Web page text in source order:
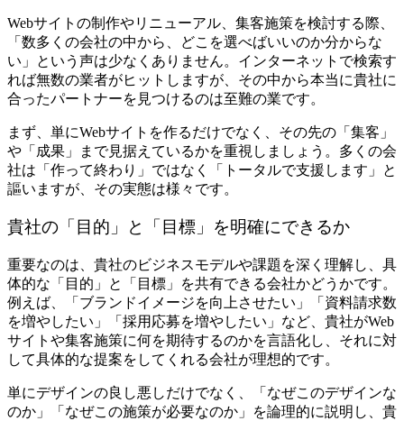
Webサイトの制作やリニューアル、集客施策を検討する際、
「数多くの会社の中から、どこを選べばいいのか分からな
い」という声は少なくありません。インターネットで検索す
れば無数の業者がヒットしますが、その中から本当に貴社に
合ったパートナーを見つけるのは至難の業です。
まず、単にWebサイトを作るだけでなく、その先の「集客」
や「成果」まで見据えているかを重視しましょう。多くの会
社は「作って終わり」ではなく「トータルで支援します」と
謳いますが、その実態は様々です。
貴社の「目的」と「目標」を明確にできるか
重要なのは、貴社のビジネスモデルや課題を深く理解し、具
体的な「目的」と「目標」を共有できる会社かどうかです。
例えば、「ブランドイメージを向上させたい」「資料請求数
を増やしたい」「採用応募を増やしたい」など、貴社がWeb
サイトや集客施策に何を期待するのかを言語化し、それに対
して具体的な提案をしてくれる会社が理想的です。
単にデザインの良し悪しだけでなく、「なぜこのデザインな
のか」「なぜこの施策が必要なのか」を論理的に説明し、貴